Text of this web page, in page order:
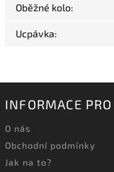
Oběžné kolo:
Ucpávka:
INFORMACE
O nás
Obchodní podmínky
Jak na to?